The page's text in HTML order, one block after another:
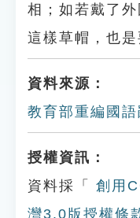
相；如若戴了
這樣草帽，也是
資料來源：
教育部重編國
授權資訊：
資料採「
創用
灣3.0版授權條